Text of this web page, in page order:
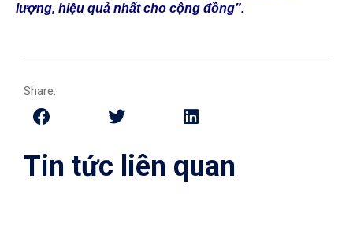
lượng, hiệu quả nhất cho cộng đồng”.
Share:
Tin tức liên quan